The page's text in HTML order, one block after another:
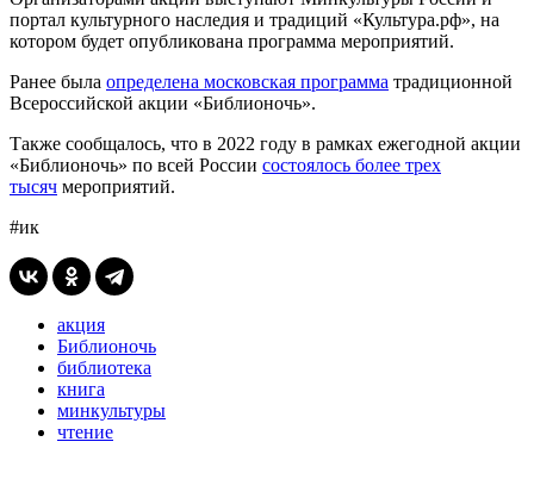
портал культурного наследия и традиций «Культура.рф», на
котором будет опубликована программа мероприятий.
Ранее была определена московская программа традиционной
Всероссийской акции «Библионочь».
Также сообщалось, что в 2022 году в рамках ежегодной акции
«Библионочь» по всей России состоялось более трех
тысяч мероприятий.
#ик
акция
Библионочь
библиотека
книга
минкультуры
чтение